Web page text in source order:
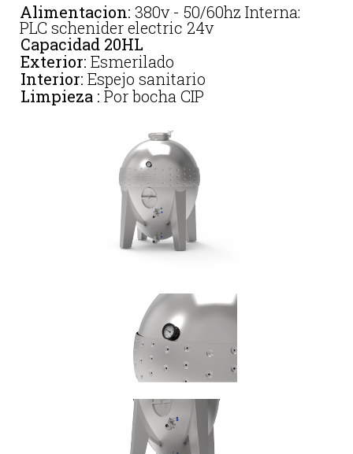
Alimentacion: 380v - 50/60hz Interna:
PLC schenider electric 24v
Capacidad 20HL
Exterior: Esmerilado
Interior: Espejo sanitario
Limpieza : Por bocha CIP